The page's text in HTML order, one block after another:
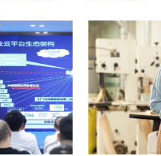
件定制热度
为何急剧上
升？
业成功入围
中国软件百
强，彰显软
件研发及技
术服务实力